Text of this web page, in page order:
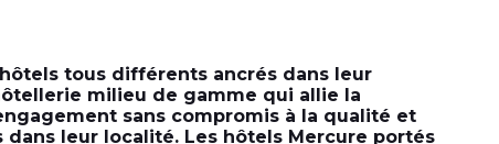
tous différents ancrés dans leur
milieu de gamme qui allie la
sans compromis à la qualité et
dans leur localité. Les hôtels Mercure portés